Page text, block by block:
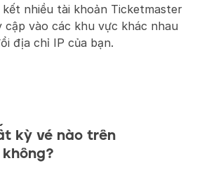
kết nhiều tài khoản Ticketmaster
vào các khu vực khác nhau
địa chỉ IP của bạn.
kỳ vé nào trên